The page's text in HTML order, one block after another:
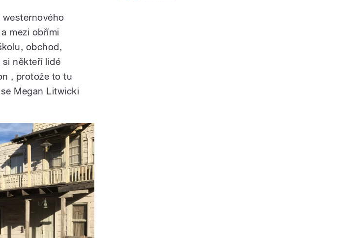
mezi obřími
obchod,
někteří lidé
, protože to tu
Megan Litwicki